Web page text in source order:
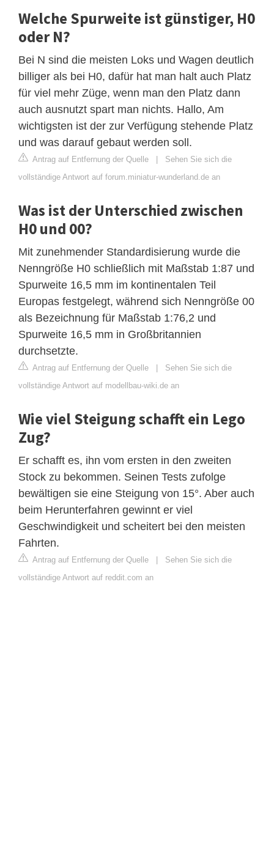
Welche Spurweite ist günstiger, H0
oder N?
Bei N sind die meisten Loks und Wagen deutlich
billiger als bei H0, dafür hat man halt auch Platz
für viel mehr Züge, wenn man den Platz dann
auch ausnutzt spart man nichts. Hallo, Am
wichtigsten ist der zur Verfügung stehende Platz
und was darauf gebaut werden soll.
Antrag auf Entfernung der Quelle | Sehen Sie sich die
vollständige Antwort auf forum.miniatur-wunderland.de an
Was ist der Unterschied zwischen
H0 und 00?
Mit zunehmender Standardisierung wurde die
Nenngröße H0 schließlich mit Maßstab 1:87 und
Spurweite 16,5 mm im kontinentalen Teil
Europas festgelegt, während sich Nenngröße 00
als Bezeichnung für Maßstab 1:76,2 und
Spurweite 16,5 mm in Großbritannien
durchsetzte.
Antrag auf Entfernung der Quelle | Sehen Sie sich die
vollständige Antwort auf modellbau-wiki.de an
Wie viel Steigung schafft ein Lego
Zug?
Er schafft es, ihn vom ersten in den zweiten
Stock zu bekommen. Seinen Tests zufolge
bewältigen sie eine Steigung von 15°. Aber auch
beim Herunterfahren gewinnt er viel
Geschwindigkeit und scheitert bei den meisten
Fahrten.
Antrag auf Entfernung der Quelle | Sehen Sie sich die
vollständige Antwort auf reddit.com an